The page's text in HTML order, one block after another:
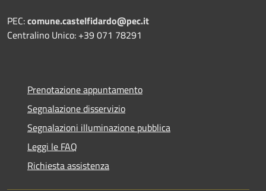
PEC:comune.castelfidardo@pec.it
Centralino Unico: +39 071 78291
Prenotazione appuntamento
Segnalazione disservizio
Segnalazioni illuminazione pubblica
Leggi le FAQ
Richiesta assistenza